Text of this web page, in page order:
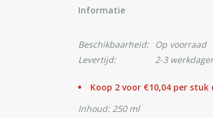
Informatie
Beschikbaarheid:
Op voorraad
Levertijd:
2-3
Koop 2 voor €10,04 per stuk
Inhoud: 250 ml